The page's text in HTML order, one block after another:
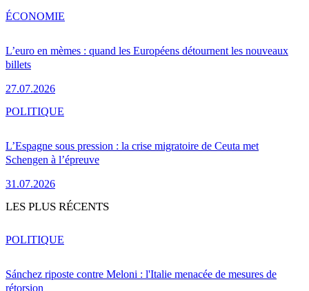
L’euro en mèmes : quand les Européens détournent les nouveaux
billets
27.07.2026
ÉCONOMIE
L’Espagne sous pression : la crise migratoire de Ceuta met
Schengen à l’épreuve
31.07.2026
POLITIQUE
LES PLUS RÉCENTS
Sánchez riposte contre Meloni : l'Italie menacée de mesures de
rétorsion
POLITIQUE